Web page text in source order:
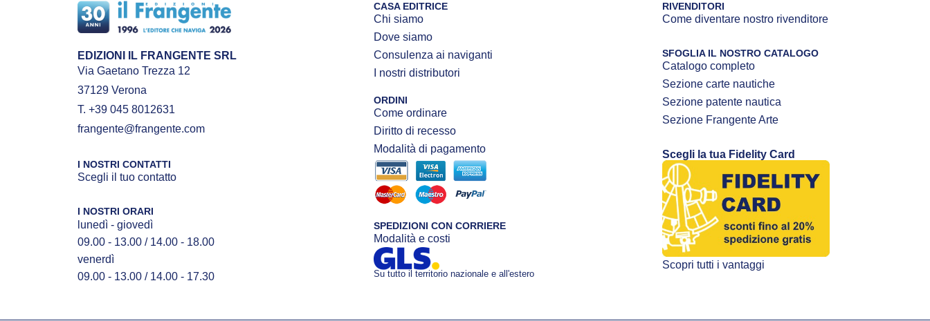
EDIZIONI IL FRANGENTE SRL
Via Gaetano Trezza 12
37129 Verona
T. +39 045 8012631
frangente@frangente.com
I NOSTRI CONTATTI
Scegli il tuo contatto
I NOSTRI ORARI
lunedì - giovedì
09.00 - 13.00 / 14.00 - 18.00
venerdì
09.00 - 13.00 / 14.00 - 17.30
CASA EDITRICE
Chi siamo
Dove siamo
Consulenza ai naviganti
I nostri distributori
ORDINI
Come ordinare
Diritto di recesso
Modalità di pagamento
SPEDIZIONI CON CORRIERE
Modalità e costi
Su tutto il territorio nazionale e all'estero
RIVENDITORI
Come diventare nostro rivenditore
SFOGLIA IL NOSTRO CATALOGO
Catalogo completo
Sezione carte nautiche
Sezione patente nautica
Sezione Frangente Arte
Scegli la tua Fidelity Card
Scopri tutti i vantaggi